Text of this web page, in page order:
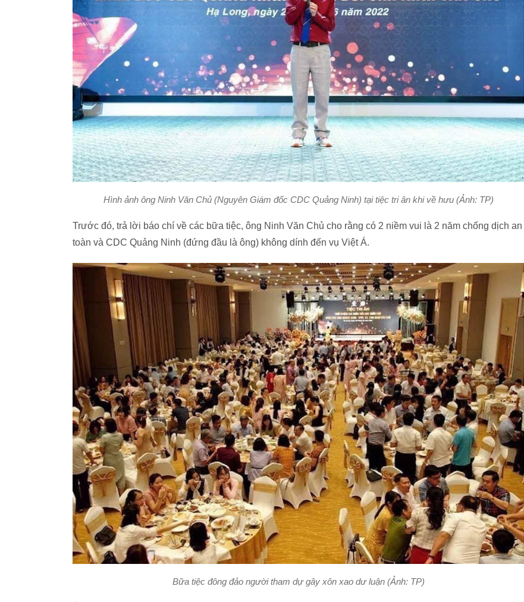
Hình ảnh ông Ninh Văn Chủ (Nguyên Giám đốc CDC Quảng Ninh) tại tiệc tri ân khi về hưu (Ảnh: TP)
Trước đó, trả lời báo chí về các bữa tiệc, ông Ninh Văn Chủ cho rằng có 2 niềm vui là 2 năm chống dịch an
toàn và CDC Quảng Ninh (đứng đầu là ông) không dính đến vụ Việt Á.
Bữa tiệc đông đảo người tham dự gây xôn xao dư luận (Ảnh: TP)